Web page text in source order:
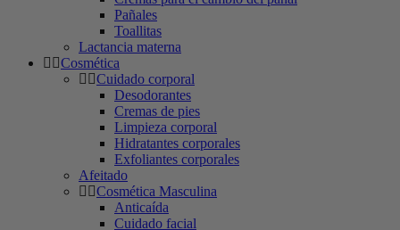
Pañales
Toallitas
Lactancia materna
Cosmética
Cuidado corporal
Desodorantes
Cremas de pies
Limpieza corporal
Hidratantes corporales
Exfoliantes corporales
Afeitado
Cosmética Masculina
Anticaída
Cuidado facial